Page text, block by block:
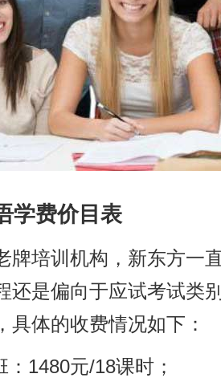
学费价目表
牌培训机构，新东方一
还是偏向于应试考试类
具体的收费情况如下：
1480元/18课时；